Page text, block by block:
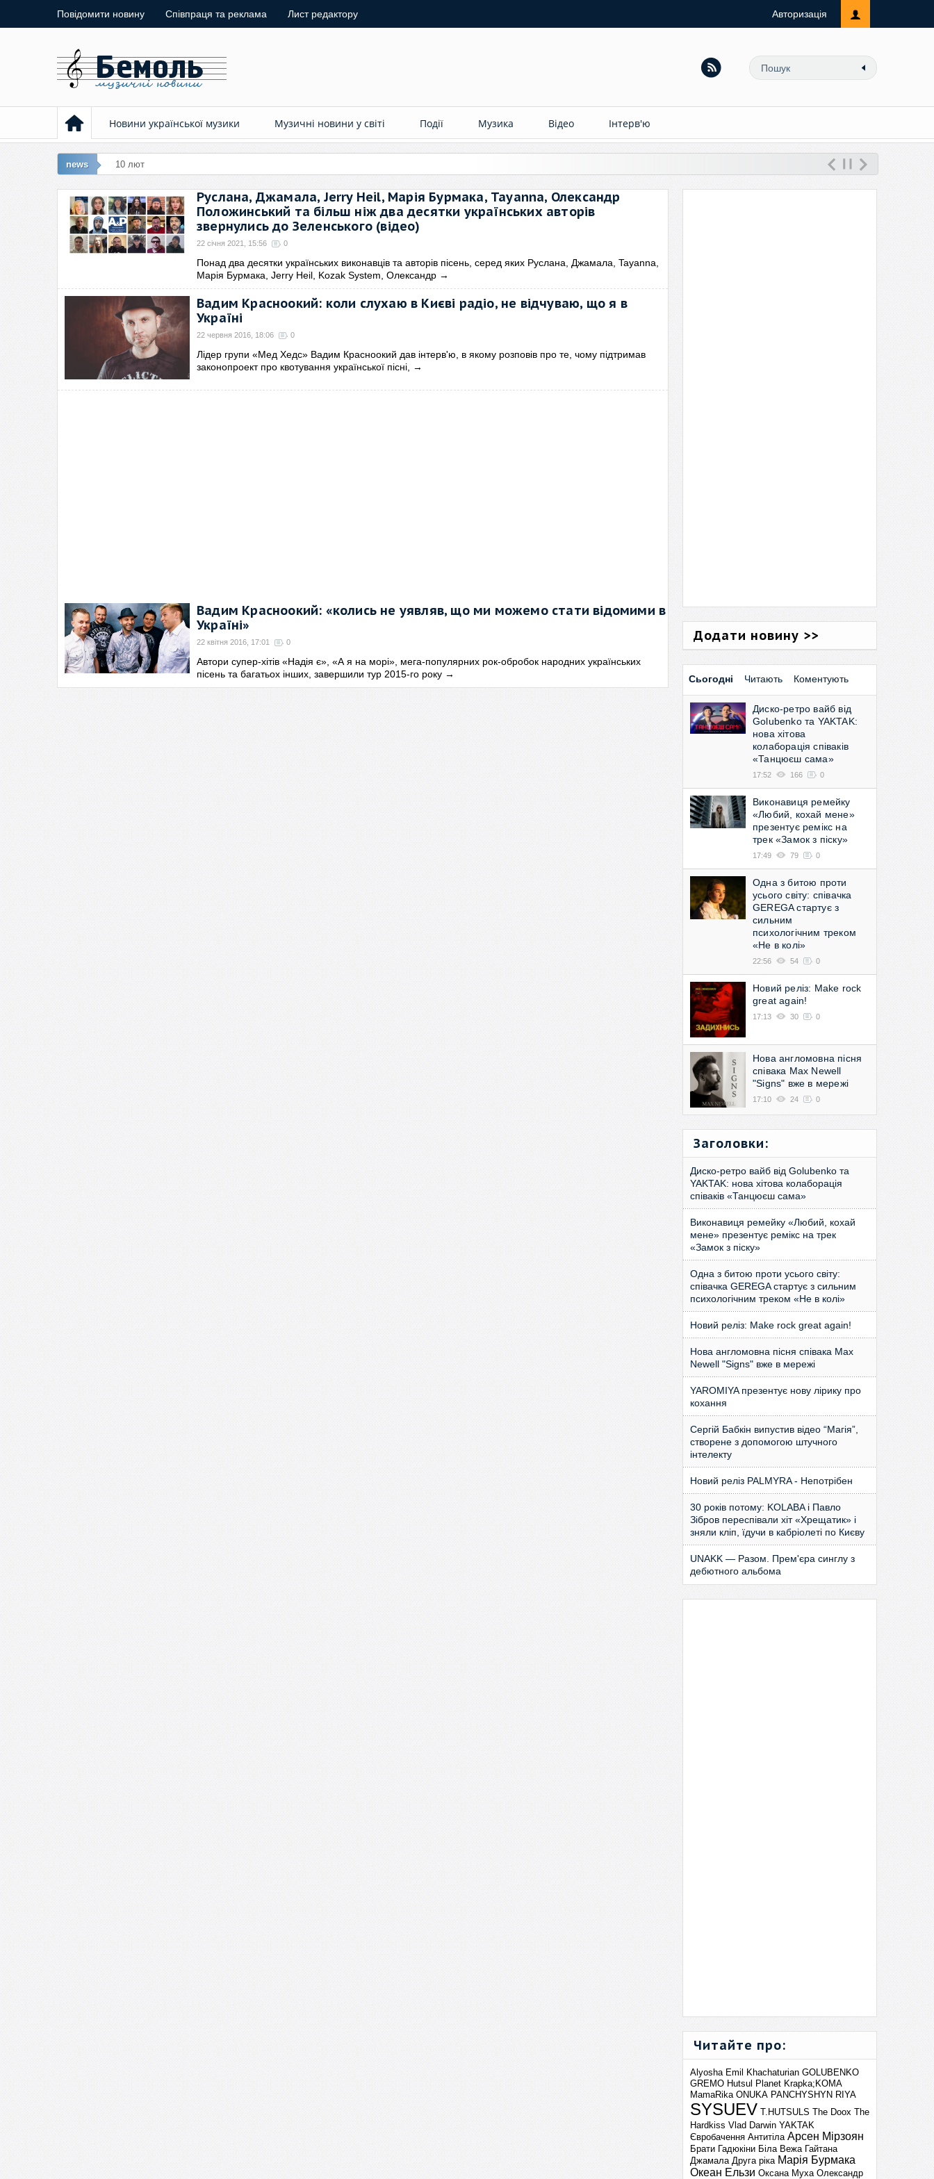
Повідомити новину Співпраця та реклама Лист редактору Авторизація
Новини української музики Музичні новини у світі Події Музика Відео Інтерв'ю
news 10 лют: Виконавиця ремейку «Любий
Руслана, Джамала, Jerry Heil, Марія Бурмака, Tayanna, Олександр
Положинський та більш ніж два десятки українських авторів
звернулись до Зеленського (відео)
22 січня 2021, 15:56 0
Понад два десятки українських виконавців та авторів пісень, серед яких Руслана, Джамала, Tayanna,
Марія Бурмака, Jerry Heil, Kozak System, Олександр →
Вадим Красноокий: коли слухаю в Києві радіо, не відчуваю, що я в
Україні
22 червня 2016, 18:06 0
Лідер групи «Мед Хедс» Вадим Красноокий дав інтерв'ю, в якому розповів про те, чому підтримав
законопроект про квотування української пісні,
→
Вадим Красноокий: «колись не уявляв, що ми можемо стати відомими в
Україні»
22 квітня 2016, 17:01 0
Автори супер-хітів «Надія є», «А я на морі», мега-популярних рок-обробок народних українських
пісень та багатьох інших, завершили тур 2015-го року →
Додати новину >>
Сьогодні Читають Коментують
Диско-ретро вайб від
Golubenko та YAKTAK:
нова хітова
колаборація співаків
«Танцюєш сама»
17:52 166 0
Виконавиця ремейку
«Любий, кохай мене»
презентує ремікс на
трек «Замок з піску»
17:49 79 0
Одна з битою проти
усього світу: співачка
GEREGA стартує з
сильним
психологічним треком
«Не в колі»
22:56 54 0
Новий реліз: Make rock
great again!
17:13 30 0
Нова англомовна пісня
співака Max Newell
"Signs" вже в мережі
17:10 24 0
Заголовки:
Диско-ретро вайб від Golubenko та
YAKTAK: нова хітова колаборація
співаків «Танцюєш сама»
Виконавиця ремейку «Любий, кохай
мене» презентує ремікс на трек
«Замок з піску»
Одна з битою проти усього світу:
співачка GEREGA стартує з сильним
психологічним треком «Не в колі»
Новий реліз: Make rock great again!
Нова англомовна пісня співака Max
Newell "Signs" вже в мережі
YAROMIYA презентує нову лірику про
кохання
Сергій Бабкін випустив відео “Магія”,
створене з допомогою штучного
інтелекту
Новий реліз PALMYRA - Непотрібен
30 років потому: KOLABA і Павло
Зібров переспівали хіт «Хрещатик» і
зняли кліп, їдучи в кабріолеті по Києву
UNAKK — Разом. Прем'єра синглу з
дебютного альбома
Читайте про:
Alyosha Emil Khachaturian GOLUBENKO
GREMO Hutsul Planet Krapka;KOMA
MamaRika ONUKA PANCHYSHYN RIYA
SYSUEV T.HUTSULS The Doox The
Hardkiss Vlad Darwin YAKTAK
Євробачення Антитіла Арсен Мірзоян
Брати Гадюкіни Біла Вежа Гайтана
Джамала Друга ріка Марія Бурмака
Океан Ельзи Оксана Муха Олександр